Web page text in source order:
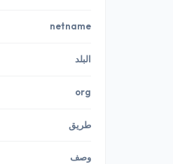
netname
البلد
org
طريق
وصف